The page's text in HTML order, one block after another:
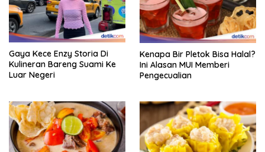
Gaya Kece Enzy Storia Di
Kulineran Bareng Suami Ke
Luar Negeri
Kenapa Bir Pletok Bisa Halal?
Ini Alasan MUI Memberi
Pengecualian